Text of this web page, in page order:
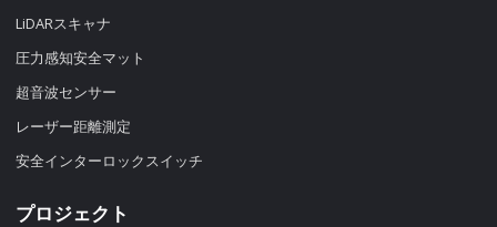
LiDARスキャナ
圧力感知安全マット
超音波センサー
レーザー距離測定
安全インターロックスイッチ
プロジェクト